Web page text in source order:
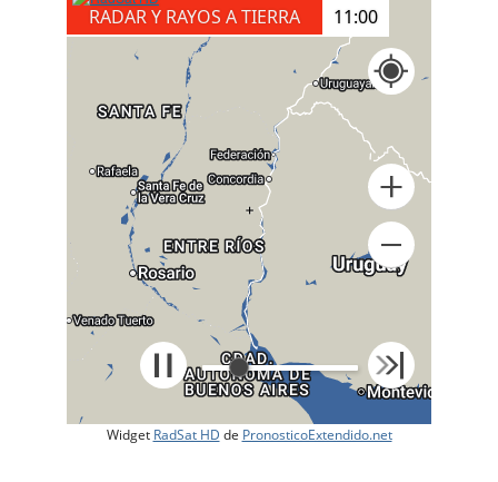
RADAR Y RAYOS A TIERRA 11:20
+
Widget RadSat HD de PronosticoExtendido.net